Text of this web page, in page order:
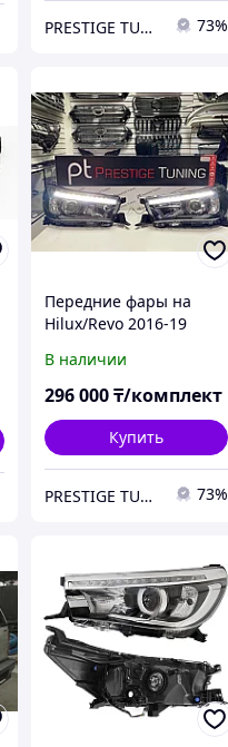
PRESTIGE TUNING 73%
Передние фары на
Hilux/Revo 2016-19
(Черный цвет)
В наличии
296 000₸/комплект
Купить
PRESTIGE TUNING 73%